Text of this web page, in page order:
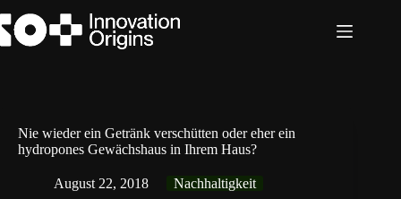
Inhalt
springen
Nie wieder ein Getränk verschütten oder eher ein
hydropones Gewächshaus in Ihrem Haus?
August 22, 2018 Nachhaltigkeit